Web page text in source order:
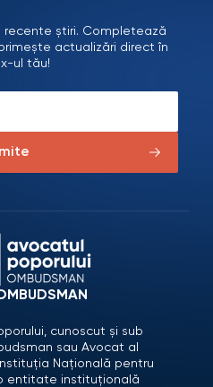
recente știri. Completează
actualizări direct în
ul tău!
cunoscut și sub
sau Avocat al
Națională pentru
entitate instituțională